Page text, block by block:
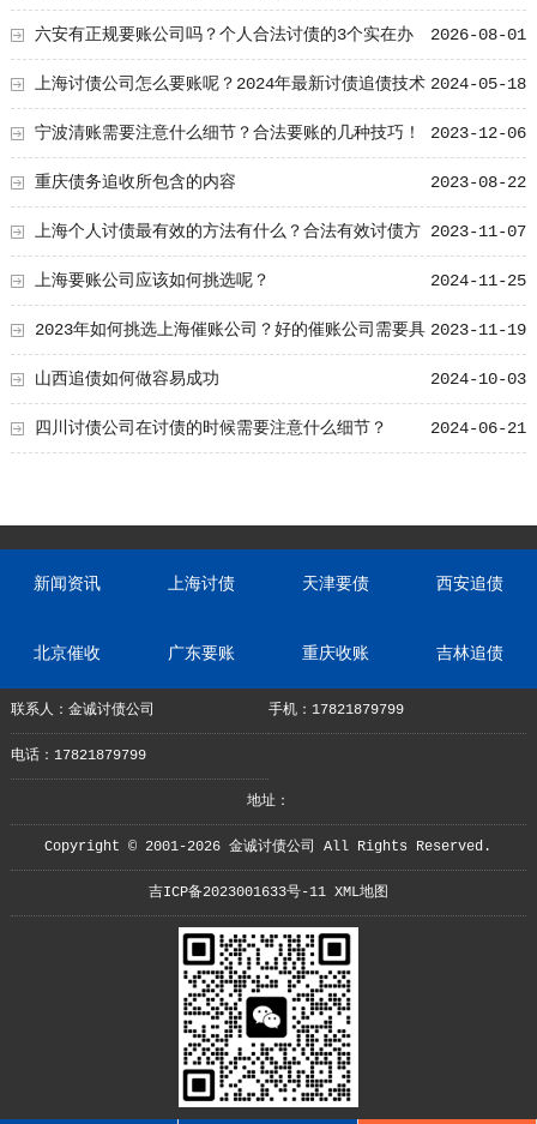
责任？ 2026-08-01
六安有正规要账公司吗？个人合法讨债的3个实在办
法！ 2024-05-18
上海讨债公司怎么要账呢？2024年最新讨债追债技术
总结！ 2023-12-06
宁波清账需要注意什么细节？合法要账的几种技巧！
2023-08-22
重庆债务追收所包含的内容
2023-11-07
上海个人讨债最有效的方法有什么？合法有效讨债方
法分享 2024-11-25
上海要账公司应该如何挑选呢？
2023-11-19
2023年如何挑选上海催账公司？好的催账公司需要具
备这七个特点！ 2024-10-03
山西追债如何做容易成功
2024-06-21
四川讨债公司在讨债的时候需要注意什么细节？
新闻资讯 上海讨债 天津要债 西安追债
北京催收 广东要账 重庆收账 吉林追债
联系人：金诚讨债公司 手机：17821879799
电话：17821879799
地址：
Copyright © 2001-2026 金诚讨债公司 All Rights Reserved.
吉ICP备2023001633号-11 XML地图